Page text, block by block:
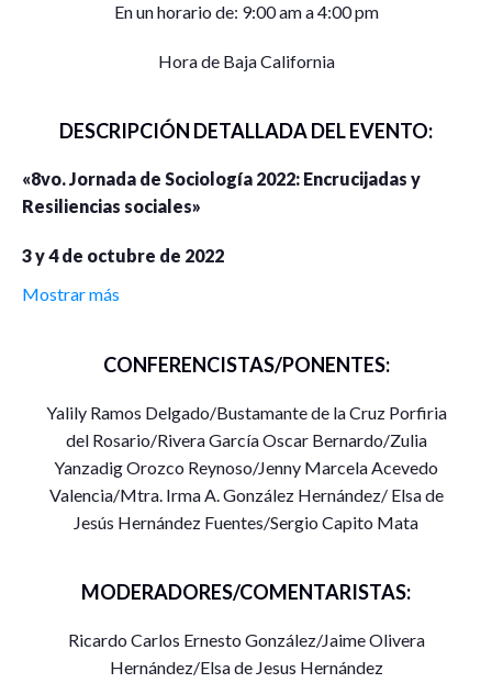
En un horario de: 9:00 am a 4:00 pm
Hora de Baja California
DESCRIPCIÓN DETALLADA DEL EVENTO:
«8vo. Jornada de Sociología 2022: Encrucijadas y
Resiliencias sociales»
3 y 4 de octubre de 2022
virtual por medio de google meet
Información para unirse a Google Meet
Enlace a la videollamada:
https://meet.google.com/wkw-dxor-kwn
O marca el: ‪(MX) +52 55 8421 0898 PIN: ‪165 921 206
9593#
dxor-kwn?pin=1659212069593
Lunes 3 de octubre de 2022
9am a 11am «Políticas migratorias v/s estrategias
Mostrar más
CONFERENCISTAS/PONENTES:
Yalily Ramos Delgado/Bustamante de la Cruz Porfiria
del Rosario/Rivera García Oscar Bernardo/Zulia
Yanzadig Orozco Reynoso/Jenny Marcela Acevedo
Valencia/Mtra. Irma A. González Hernández/ Elsa de
Jesús Hernández Fuentes/Sergio Capito Mata
MODERADORES/COMENTARISTAS:
Ricardo Carlos Ernesto González/Jaime Olivera
Hernández/Elsa de Jesus Hernández